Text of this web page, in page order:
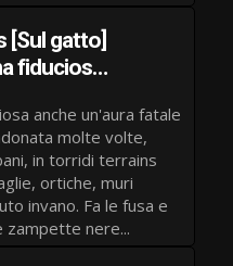
[Sul gatto]
fiducios…
insieme dorme, Fletch, stende le zampette nere...